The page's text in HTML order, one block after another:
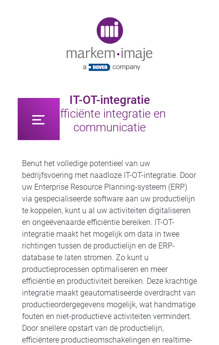
IT-OT-integratie
Efficiënte integratie en
communicatie
Benut het volledige potentieel van uw
bedrijfsvoering met naadloze IT-OT-integratie. Door
uw Enterprise Resource Planning-systeem (ERP)
via gespecialiseerde software aan uw productielijn
te koppelen, kunt u al uw activiteiten digitaliseren
en ongeëvenaarde efficiëntie bereiken. IT-OT-
integratie maakt het mogelijk om data in twee
richtingen tussen de productielijn en de ERP-
database te laten stromen. Zo kunt u
productieprocessen optimaliseren en meer
efficiëntie en productiviteit bereiken. Deze krachtige
integratie maakt geautomatiseerde overdracht van
productieordergegevens mogelijk, wat handmatige
fouten en niet-productieve activiteiten vermindert.
Door snellere opstart van de productielijn,
efficiëntere productieomschakelingen en realtime-